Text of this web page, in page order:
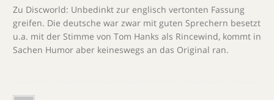
Zu Discworld: Unbedinkt zur englisch vertonten Fassung
greifen. Die deutsche war zwar mit guten Sprechern besetzt
u.a. mit der Stimme von Tom Hanks als Rincewind, kommt in
Sachen Humor aber keineswegs an das Original ran.